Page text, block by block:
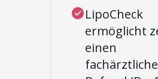
LipoCheck
ermöglicht
einen